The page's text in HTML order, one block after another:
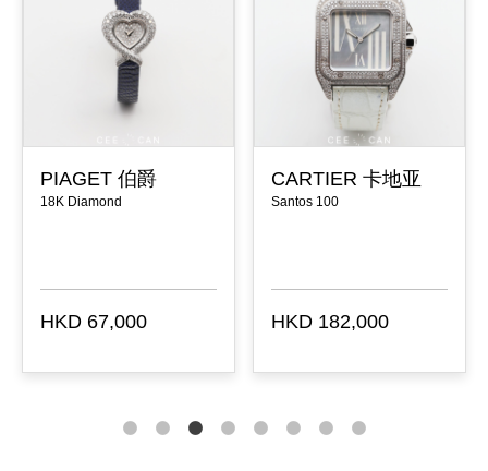
PIAGET 伯爵
18K Diamond
HKD 67,000
CARTIER 卡地亚
Santos 100
HKD 182,000